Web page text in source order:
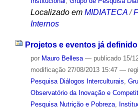
Localizado em MIDIATECA /
Internos
Projetos e eventos já
por Mauro Bellesa — publicado15/
modificação27/08/2013 15:47 —
Pesquisa Diálogos Interculturais,
Observatório da Inovação e
Pesquisa Nutrição e Pobreza,